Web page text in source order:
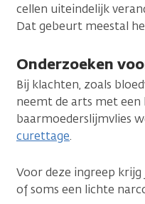
cellen uiteindelijk
Dat gebeurt meestal
Onderzoeken
Bij klachten, zoals
neemt de arts met
baarmoederslijmvlies
curettage.
Voor deze ingreep
of soms een lichte